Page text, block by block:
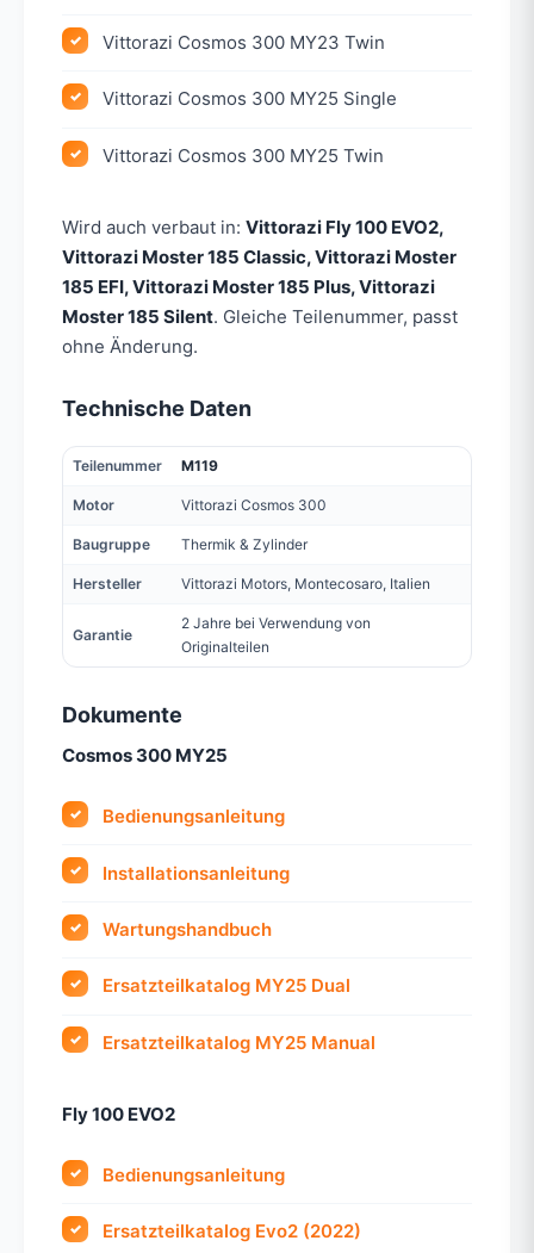
Vittorazi Cosmos 300 MY23 Twin
Vittorazi Cosmos 300 MY25 Single
Vittorazi Cosmos 300 MY25 Twin
Wird auch verbaut in: Vittorazi Fly 100 EVO2,
Vittorazi Moster 185 Classic, Vittorazi Moster
185 EFI, Vittorazi Moster 185 Plus, Vittorazi
Moster 185 Silent. Gleiche Teilenummer, passt
ohne Änderung.
Technische Daten
Teilenummer M119
Motor Vittorazi Cosmos 300
Baugruppe Thermik & Zylinder
Hersteller Vittorazi Motors, Montecosaro, Italien
Garantie
2 Jahre bei Verwendung von
Originalteilen
Dokumente
Cosmos 300 MY25
Bedienungsanleitung
Installationsanleitung
Wartungshandbuch
Ersatzteilkatalog MY25 Dual
Ersatzteilkatalog MY25 Manual
Fly 100 EVO2
Bedienungsanleitung
Ersatzteilkatalog Evo2 (2022)